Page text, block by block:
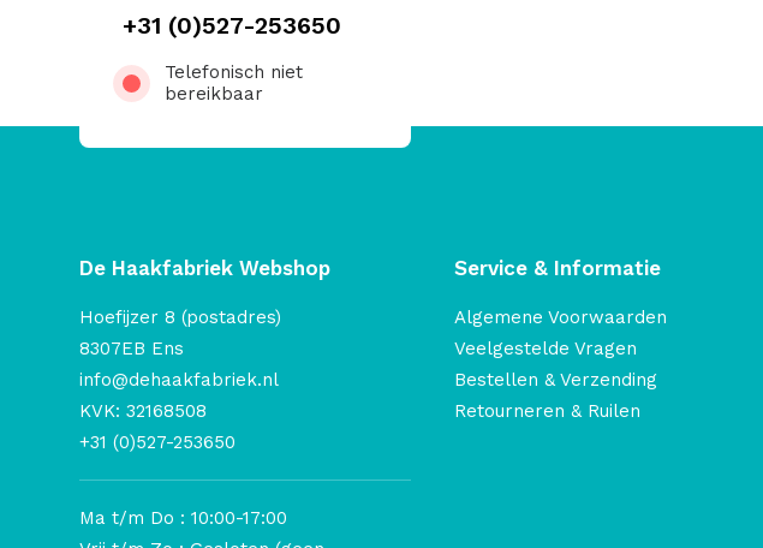
+31 (0)527-253650
Telefonisch niet
bereikbaar
De Haakfabriek Webshop
Hoefijzer 8 (postadres)
8307EB Ens
info@dehaakfabriek.nl
KVK: 32168508
+31 (0)527-253650
Ma t/m Do : 10:00-17:00
Service & Informatie
Algemene Voorwaarden
Veelgestelde Vragen
Bestellen & Verzending
Retourneren & Ruilen